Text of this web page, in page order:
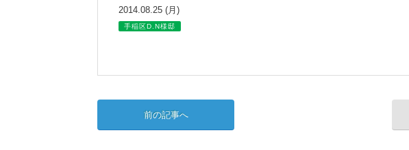
2014.08.25 (月)
手稲区D.N様邸
前の記事へ